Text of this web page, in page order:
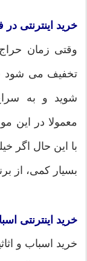
خرید اینترنتی
وقتی زمان
تخفیف می شود
شوید و به
معمولا در این
با این حال اگر
بسیار کمی، از
خرید اینترنتی
خرید اسباب و